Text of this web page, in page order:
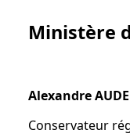
Ministère
Alexandre
Conservateur